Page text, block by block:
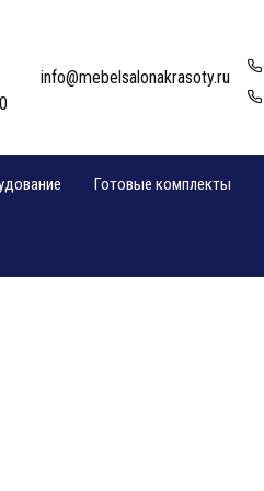
info@mebelsalonakrasoty.ru
Готовые комплекты